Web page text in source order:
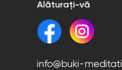
Alăturați-vă
info@buki-